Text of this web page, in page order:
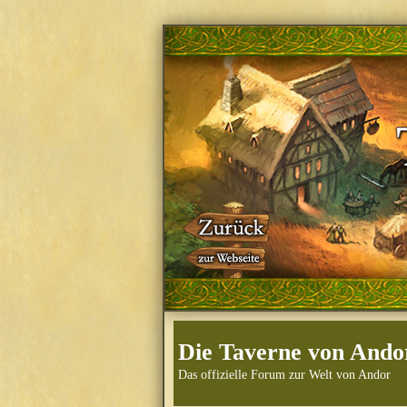
Die Taverne von
Das offizielle Forum zur Welt von Andor